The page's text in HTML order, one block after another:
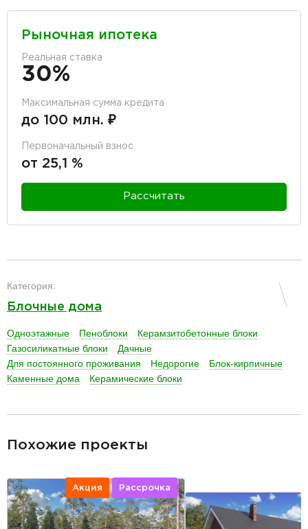
Рыночная ипотека
Реальная ставка
30%
Максимальная сумма кредита
до 100 млн. ₽
Первоначальный взнос
от 25,1 %
Рассчитать
Категория:
Блочные дома
Одноэтажные Пеноблоки
Керамзитобетонные блоки
Газосиликатные блоки
Дачные
Для постоянного проживания
Недорогие
Блок-кирпичные
Каменные дома
Керамические блоки
Похожие проекты
Акция Рассрочка